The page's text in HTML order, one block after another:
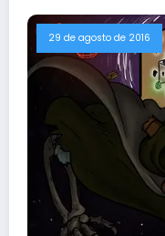
29 de agosto de 2016